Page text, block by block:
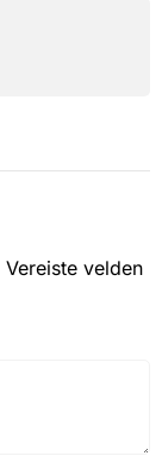
Vereiste velden